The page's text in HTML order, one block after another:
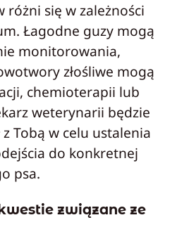
różni się w zależności
Łagodne guzy mogą
monitorowania,
złośliwe mogą
chemioterapii lub
weterynarii będzie
z Tobą w celu ustalenia
do konkretnej
psa.
związane ze